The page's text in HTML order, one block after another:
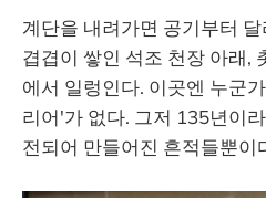
계단을 내려가면 공기부터
겹겹이 쌓인 석조 천장 아래,
에서 일렁인다. 이곳엔 누군
리어'가 없다. 그저 135년이
전되어 만들어진 흔적들뿐이